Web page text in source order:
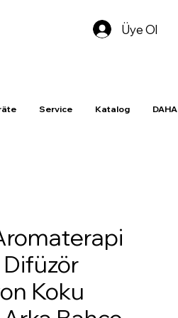
Üye Ol
Service Katalog DAHA
Koku